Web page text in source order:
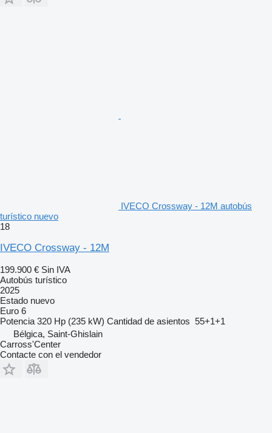
IVECO Crossway - 12M autobús
turístico nuevo
18
IVECO Crossway - 12M
199.900 € Sin IVA
Autobús turístico
2025
Estado nuevo
Euro 6
Potencia 320 Hp (235 kW) Cantidad de asientos 55+1+1
Bélgica, Saint-Ghislain
Carross'Center
Contacte con el vendedor